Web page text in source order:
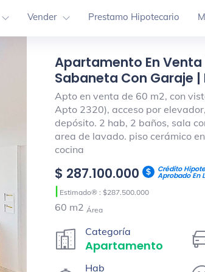
Vender Prestamo Hipotecario
Apartamento En Venta
Sabaneta Con Garaje |
Apto en venta de 60 m2, con
Apto 2320), acceso por
depósito. 2 hab, 2 baños, sala
area de lavado. piso cerámico
cocina
$ 287.100.000 Crédito
Aprobado En
| Estimado® : $287.500.000
60 m2 Área
Categoría
Apartamento
Hab